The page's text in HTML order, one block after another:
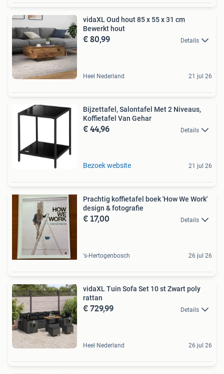
vidaXL Oud hout 85 x 55 x 31 cm
Bewerkt hout
€ 80,99 Details
Heel Nederland 21 jul 26
Bijzettafel, Salontafel Met 2 Niveaus,
Koffietafel Van Gehar
€ 44,96 Details
Bezoek website 21 jul 26
Prachtig koffietafel boek 'How We Work'
design & fotografie
€ 17,00 Details
's-Hertogenbosch 26 jul 26
vidaXL Tuin Sofa Set 10 st Zwart poly
rattan
€ 729,99 Details
Heel Nederland 26 jul 26